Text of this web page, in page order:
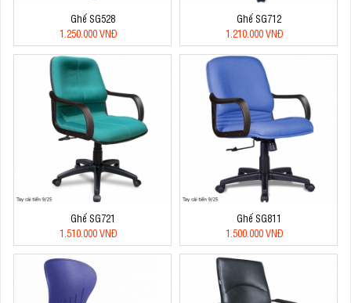
Ghế SG528
1.250.000 VNĐ
Ghế SG712
1.210.000 VNĐ
Ghế SG721
1.510.000 VNĐ
Ghế SG811
1.500.000 VNĐ